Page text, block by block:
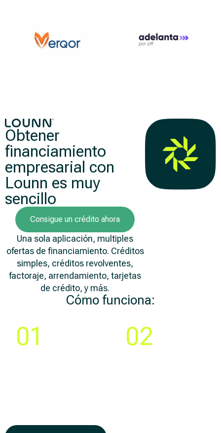
Obtener
financiamiento
empresarial con
Lounn es muy
sencillo
Consigue un crédito ahora
Una sola aplicación, multiples
ofertas de financiamiento. Créditos
simples, créditos revolventes,
factoraje, arrendamiento, tarjetas
de crédito, y más.
Cómo funciona:
01 02